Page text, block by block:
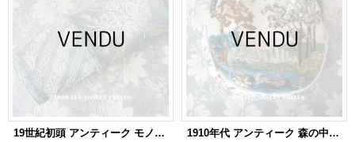
19世紀初頭 アンティーク モノグラム入り ホワイトワークのボックス 筒型 1910年代 アンティーク 森の中の小さな兎 オモニエール ニードルポイント ミラー付き